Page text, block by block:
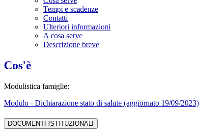
Tempi e scadenze
Contatti
Ulteriori informazioni
A cosa serve
Descrizione breve
Cos'è
Modulistica famiglie:
Modulo - Dichiarazione stato di salute (aggiornato 19/09/2023)
DOCUMENTI ISTITUZIONALI